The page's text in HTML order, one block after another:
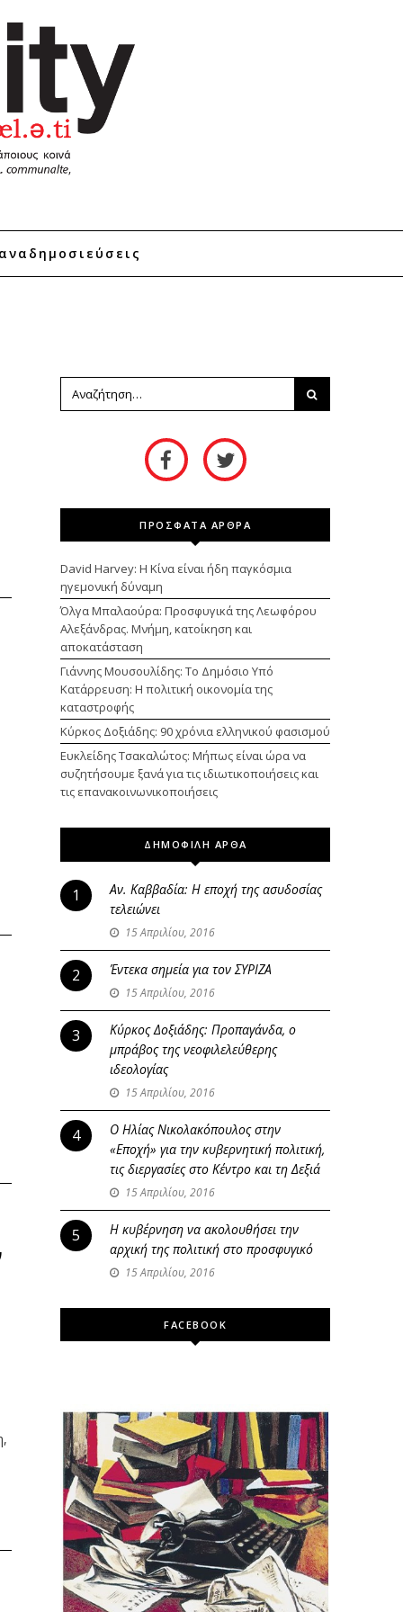
ΠΡΟΣΦΑΤΑ ΑΡΘΡΑ
David Harvey: Η Κίνα είναι ήδη παγκόσμια
ηγεμονική δύναμη
Όλγα Μπαλαούρα: Προσφυγικά της Λεωφόρου
Αλεξάνδρας. Μνήμη, κατοίκηση και
αποκατάσταση
Γιάννης Μουσουλίδης: Το Δημόσιο Υπό
Κατάρρευση: Η πολιτική οικονομία της
καταστροφής
Κύρκος Δοξιάδης: 90 χρόνια ελληνικού φασισμού
Ευκλείδης Τσακαλώτος: Μήπως είναι ώρα να
συζητήσουμε ξανά για τις ιδιωτικοποιήσεις και
τις επανακοινωνικοποιήσεις
ΔΗΜΟΦΙΛΗ ΑΡΘΑ
1
Αν. Καββαδία: Η εποχή της ασυδοσίας
τελειώνει
15 Απριλίου, 2016
2 Έντεκα σημεία για τον ΣΥΡΙΖΑ
15 Απριλίου, 2016
3
Κύρκος Δοξιάδης: Προπαγάνδα, ο
μπράβος της νεοφιλελεύθερης
ιδεολογίας
15 Απριλίου, 2016
4
Ο Ηλίας Νικολακόπουλος στην
«Εποχή» για την κυβερνητική πολιτική,
τις διεργασίες στο Κέντρο και τη Δεξιά
15 Απριλίου, 2016
5
Η κυβέρνηση να ακολουθήσει την
αρχική της πολιτική στο προσφυγικό
15 Απριλίου, 2016
FACEBOOK